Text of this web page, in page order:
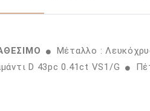
Μέταλλο :
D 43pc 0.41ct VS1/G